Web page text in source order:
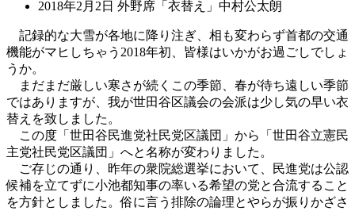
2018年2月2日 外野席「衣替え」中村公太朗
記録的な大雪が各地に降り注ぎ、相も変わらず首都の交通
機能がマヒしちゃう2018年初、皆様はいかがお過ごしでしょ
うか。
まだまだ厳しい寒さが続くこの季節、春が待ち遠しい季節
ではありますが、我が世田谷区議会の会派は少し気の早い衣
替えを致しました。
この度「世田谷民進党社民党区議団」から「世田谷立憲民
主党社民党区議団」へと名称が変わりました。
ご存じの通り、昨年の衆院総選挙において、民進党は公認
候補を立てずに小池都知事の率いる希望の党と合流すること
を方針としました。俗に言う排除の論理とやらが振りかざさ